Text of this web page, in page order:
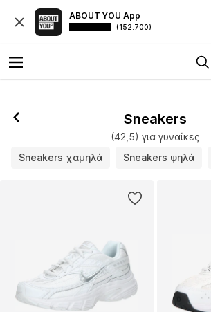
ABOUT YOU App
(152.700)
Sneakers
(42,5) για γυναίκες
Sneakers χαμηλά
Sneakers ψηλά